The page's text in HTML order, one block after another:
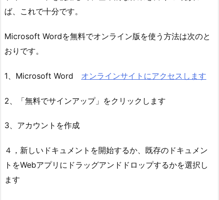
ば、これで十分です。
Microsoft Wordを無料でオンライン版を使う方法は次のと
おりです。
1、Microsoft Word オンラインサイトにアクセスします
2、「無料でサインアップ」をクリックします
3、アカウントを作成
４，新しいドキュメントを開始するか、既存のドキュメン
トをWebアプリにドラッグアンドドロップするかを選択し
ます